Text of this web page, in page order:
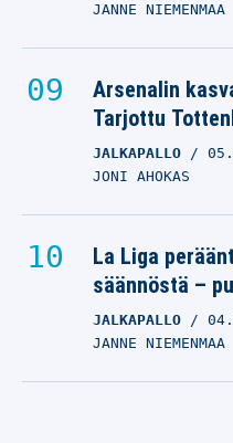
JANNE NIEMENMAA
Arsenalin
Tarjottu
JALKAPALLO
JONI AHOKAS
La Liga
säännöstä –
JALKAPALLO
JANNE NIEMENMAA